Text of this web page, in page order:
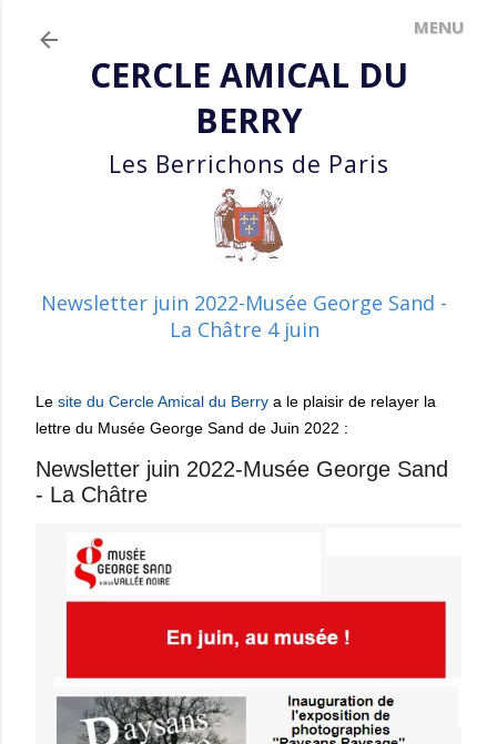
CERCLE AMICAL DU
BERRY
Les Berrichons de Paris
Newsletter juin 2022-Musée George Sand -
La Châtre 4 juin
Le site du Cercle Amical du Berry a le plaisir de relayer la
lettre du Musée George Sand de Juin 2022 :
Newsletter juin 2022-Musée George Sand
- La Châtre